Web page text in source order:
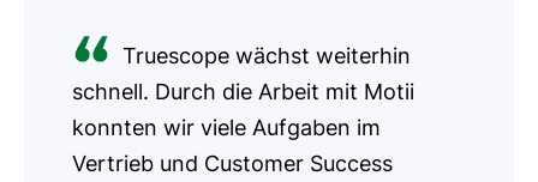
Truescope wächst weiterhin
schnell. Durch die Arbeit mit Motii
konnten wir viele Aufgaben im
Vertrieb und Customer Success